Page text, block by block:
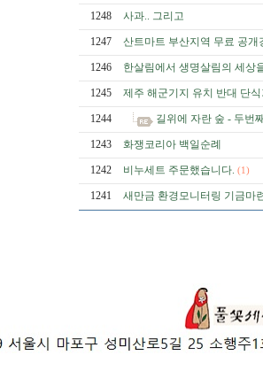
1248 사과.. 그리고
1247 산트마트 부산지역 무료 공
1246 한살림에서 생명살림의 세상
1245 제주 해군기지 유치 반대 단
1244 길위에 자란 숲 - 두번
1243 화쟁코리아 백일순례
1242 비누세트 주문했습니다. (1)
1241 새만금 환경모니터링 기금마